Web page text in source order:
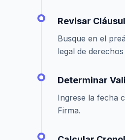
Revisar
Busque en el
legal de
Determinar
Ingrese la fecha
Firma.